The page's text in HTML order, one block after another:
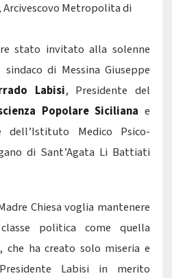
Arcivescovo Metropolita di
stato invitato alla solenne
di Messina Giuseppe
Labisi, Presidente del
Popolare Siciliana e
dell’Istituto Medico Psico-
di Sant’Agata Li Battiati
Chiesa voglia mantenere
politica come quella
ha creato solo miseria e
Labisi in merito